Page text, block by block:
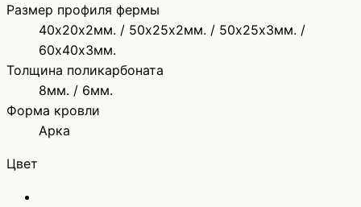
Размер профиля фермы
40х20х2мм. / 50х25х2мм. / 50х25х3мм. /
60х40х3мм.
Толщина поликарбоната
8мм. / 6мм.
Форма кровли
Арка
Цвет